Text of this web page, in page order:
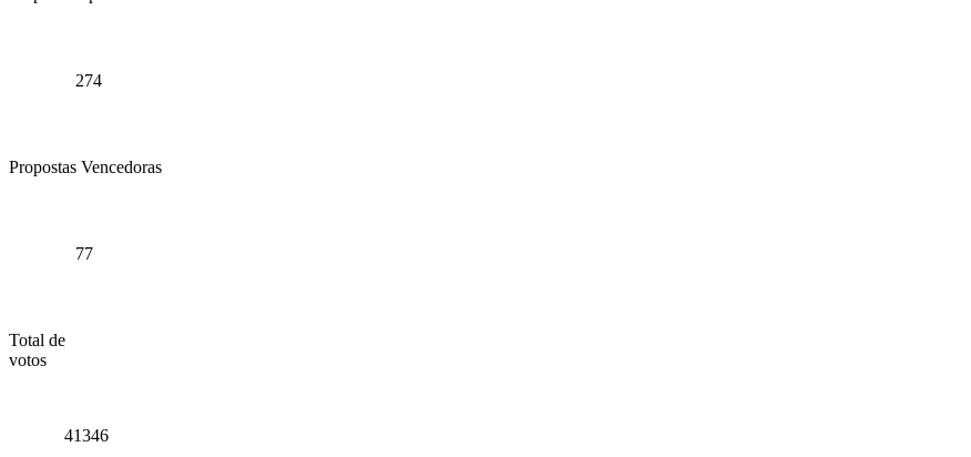
274
Propostas Vencedoras
77
Total de
votos
41346